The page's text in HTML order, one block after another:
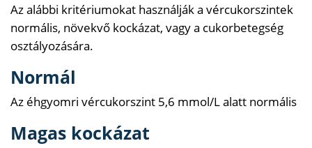
Az alábbi kritériumokat használják a vércukorszintek
normális, növekvő kockázat, vagy a cukorbetegség
osztályozására.
Normál
Az éhgyomri vércukorszint 5,6 mmol/L alatt normális
Magas kockázat